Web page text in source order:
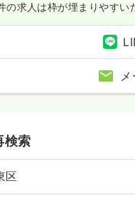
の求人は枠が埋まりやすい
検索
区